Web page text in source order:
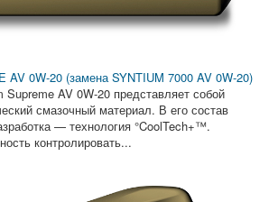
AV 0W-20 (замена SYNTIUM 7000 AV 0W-20)
AV 0W-20 представляет собой
смазочный материал. В его состав
— технология °CoolTech+™.
контролировать...